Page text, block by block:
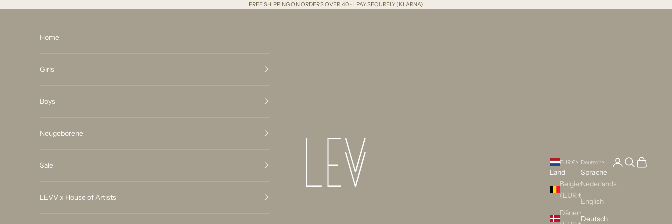
FREE SHIPPING ON ORDERS OVER 40,- | PAY SECURELY (KLARNA)
LEVV Labels
EUR €
Land
Belgien
(EUR €)
Dänemark
Deutsch
Sprache
Nederlands
English
Deutsch
Anmelden
SuchenWarenkorb
Home
Girls
Boys
Neugeborene
Sale
LEVV x House of Artists